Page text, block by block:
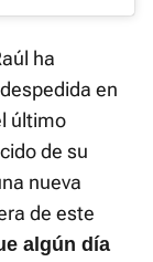
ha
en
último
de su
nueva
de este
algún día